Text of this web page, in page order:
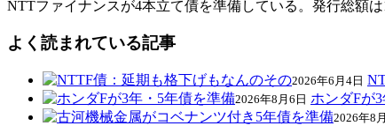
NTTファイナンスが4本立て債を準備している。発行総額
よく読まれている記事
2026年6月4日
2026年8月6日 ホンダFが
2026年8